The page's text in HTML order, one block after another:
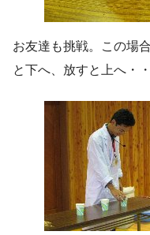
お友達も挑戦。この場
と下へ、放すと上へ・・